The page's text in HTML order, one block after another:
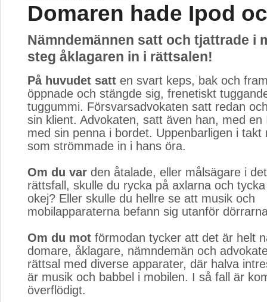
Domaren hade Ipod
Nämndemännen satt och tjattrade i
steg åklagaren in i rättsalen!
På huvudet satt en svart keps, bak och
öppnade och stängde sig, frenetiskt
tuggummi. Försvarsadvokaten satt redan
sin klient. Advokaten, satt även han, med en
med sin penna i bordet. Uppenbarligen i takt
som strömmade in i hans öra.
Om du var den åtalade, eller målsägare i
rättsfall, skulle du rycka på axlarna och
okej? Eller skulle du hellre se att musik och
mobilapparaterna befann sig utanför
Om du mot förmodan tycker att det är helt
domare, åklagare, nämndemän och
rättsal med diverse apparater, där halva
är musik och babbel i mobilen. I så fall är
överflödigt.